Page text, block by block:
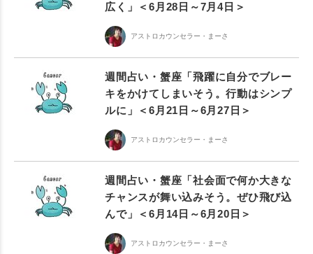
広く」＜6月28日～7月4日＞
アストロカウンセラー・まーさ
週間占い・蟹座「飛躍に自分でブレー
キをかけてしまいそう。行動はシンプ
ルに」＜6月21日～6月27日＞
アストロカウンセラー・まーさ
週間占い・蟹座「社会面で何か大きな
チャンスが舞い込みそう。ぜひ飛び込
んで」＜6月14日～6月20日＞
アストロカウンセラー・まーさ